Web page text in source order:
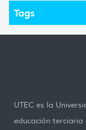
Tags
UTEC es la
educación